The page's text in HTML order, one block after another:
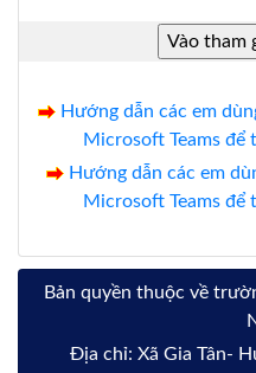
Hướng dẫn các em
Microsoft Teams để
Hướng dẫn các em
Microsoft Teams để
Bản quyền thuộc về
Địa chỉ: Xã Gia Tân-